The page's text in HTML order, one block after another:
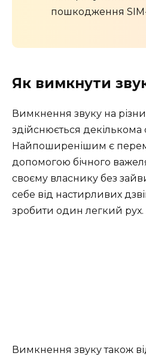
пошкодження
Як вимкнути
Вимкнення звуку на
здійснюється декількома
Найпоширенішим є
допомогою бічного
своєму власнику без
себе від настирливих
зробити один легкий рух.
Вимкнення звуку також